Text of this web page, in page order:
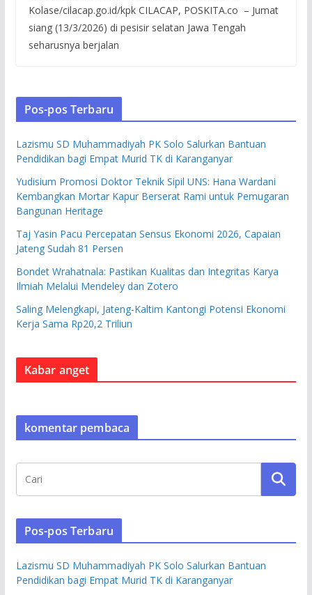
Kolase/cilacap.go.id/kpk CILACAP, POSKITA.co – Jumat
siang (13/3/2026) di pesisir selatan Jawa Tengah
seharusnya berjalan
Pos-pos Terbaru
Lazismu SD Muhammadiyah PK Solo Salurkan Bantuan
Pendidikan bagi Empat Murid TK di Karanganyar
Yudisium Promosi Doktor Teknik Sipil UNS: Hana Wardani
Kembangkan Mortar Kapur Berserat Rami untuk Pemugaran
Bangunan Heritage
Taj Yasin Pacu Percepatan Sensus Ekonomi 2026, Capaian
Jateng Sudah 81 Persen
Bondet Wrahatnala: Pastikan Kualitas dan Integritas Karya
Ilmiah Melalui Mendeley dan Zotero
Saling Melengkapi, Jateng-Kaltim Kantongi Potensi Ekonomi
Kerja Sama Rp20,2 Triliun
Kabar anget
komentar pembaca
Pos-pos Terbaru
Lazismu SD Muhammadiyah PK Solo Salurkan Bantuan
Pendidikan bagi Empat Murid TK di Karanganyar